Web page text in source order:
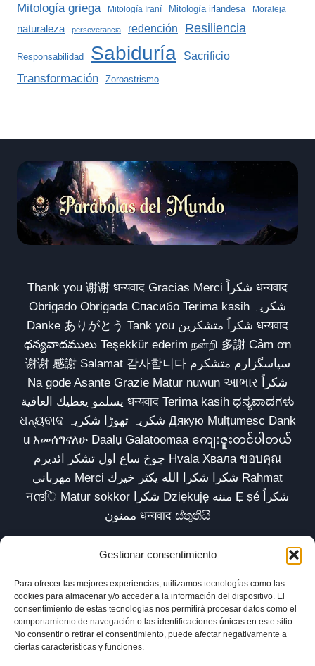
Gestionar consentimiento
Para ofrecer las mejores experiencias, utilizamos tecnologías como las
cookies para almacenar y/o acceder a la información del dispositivo. El
consentimiento de estas tecnologías nos permitirá procesar datos como el
comportamiento de navegación o las identificaciones únicas en este sitio.
No consentir o retirar el consentimiento, puede afectar negativamente a
ciertas características y funciones.
Mitología griega Mitología Iraní Mitología irlandesa Moraleja
naturaleza perseverancia redención Resiliencia
Responsabilidad Sabiduría Sacrificio
Transformación Zoroastrismo
Thank you 谢谢 धन्यवाद Gracias Merci شكراً धन्यवाद
Obrigado Obrigada Спасибо Terima kasih شکریہ
Danke ありがとう Tank you شكراً متشكرين धन्यवाद
ధన్యవాదములు Teşekkür ederim நன்றி 多謝 Cảm ơn
谢谢 感謝 Salamat 감사합니다 سپاسگزارم متشکرم
Na gode Asante Grazie Matur nuwun આભાર شكراً
يسلمو يعطيك العافية धन्यवाद Terima kasih ಧನ್ಯವಾದಗಳು
ଧନ୍ୟବାଦ شکریہ تھوڑا شکریہ Дякую Mulțumesc Dank
u አመሰግናለሁ Daalụ Galatoomaa ကျေးဇူးတင်ပါတယ်
چوخ ساغ اول تشکر ائدیرم Hvala Хвала ขอบคุณ
مهرباني Merci شكرا شكرا الله يكثر خيرك Rahmat
नന്ദि Matur sokkor شكرا Dziękuję مننه Ẹ ṣé شكراً
ممنون धन्यवाद ස්තුතියි
Inicio Biblioteca Parábolas TV
Comunidad
Esencia
Blog
Política de privacidad
Aviso legal
Política de cookies (UE)